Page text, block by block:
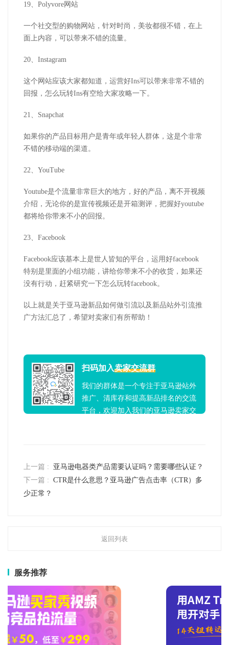
19、Polyvore网站
一个社交型的购物网站，针对时尚，美妆都很不错，在上
面上内容，可以带来不错的流量。
20、Instagram
这个网站应该大家都知道，运营好Ins可以带来非常不错的
回报，怎么玩转Ins有空给大家攻略一下。
21、Snapchat
如果你的产品目标用户是青年或年轻人群体，这是个非常
不错的移动端的渠道。
22、YouTube
Youtube是个流量非常巨大的地方，好的产品，离不开视频
介绍，无论你的是宣传视频还是开箱测评，把握好youtube
都将给你带来不小的回报。
23、Facebook
Facebook应该基本上是世人皆知的平台，运用好facebook
特别是里面的小组功能，讲给你带来不小的收货，如果还
没有行动，赶紧研究一下怎么玩转facebook。
以上就是关于亚马逊新品如何做引流以及新品站外引流推
广方法汇总了，希望对卖家们有所帮助！
扫码加入卖家交流群
我们的群体是一个专注于亚马逊站外
推广、清库存和提高新品排名的交流
平台，欢迎加入我们的亚马逊卖家交
上一篇 :
亚马逊电器类产品需要认证吗？需要哪些认证？
下一篇 : CTR是什么意思？亚马逊广告点击率（CTR）多
少正常？
返回列表
服务推荐